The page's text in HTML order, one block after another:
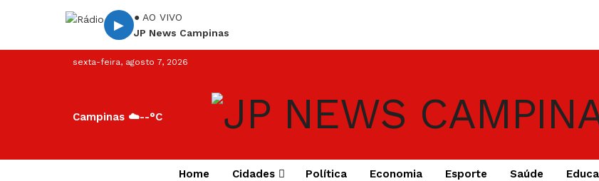
▶
● AO VIVO
JP News Campinas
sexta-feira, agosto 7, 2026
Campinas ☁️--°C
Home Cidades Política Economia Esporte Saúde